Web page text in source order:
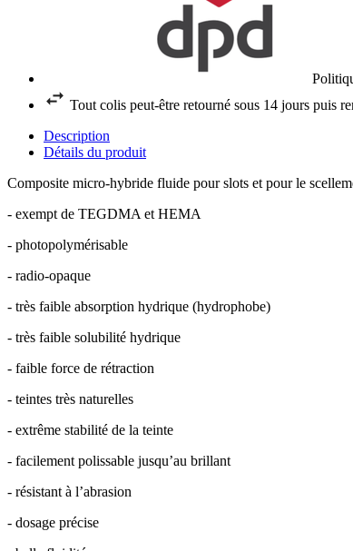
Tout colis peut-être retourné sous 14 jours puis
Description
Détails du produit
Composite micro-hybride fluide pour slots et pour le
- exempt de TEGDMA et HEMA
- photopolymérisable
- radio-opaque
- très faible absorption hydrique (hydrophobe)
- très faible solubilité hydrique
- faible force de rétraction
- teintes très naturelles
- extrême stabilité de la teinte
- facilement polissable jusqu’au brillant
- résistant à l’abrasion
- dosage précise